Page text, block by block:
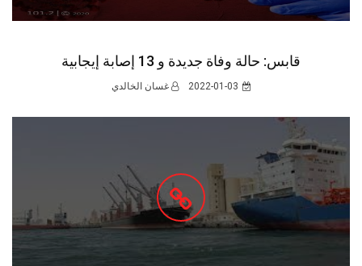
قابس: حالة وفاة جديدة و 13 إصابة إيجابية
2022-01-03 غسان الخالدي